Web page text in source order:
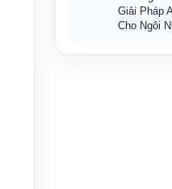
Giải Pháp
Cho Ngôi